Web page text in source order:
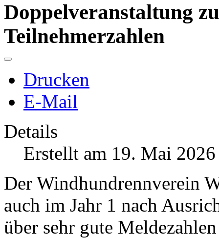
Doppelveranstaltung
Teilnehmerzahlen
Drucken
E-Mail
Details
Erstellt am 19. Mai 2026
Der Windhundrennverein
auch im Jahr 1 nach
über sehr gute